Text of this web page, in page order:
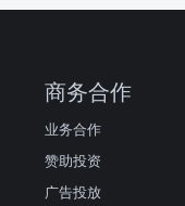
商务合作
业务合作
赞助投资
广告投放